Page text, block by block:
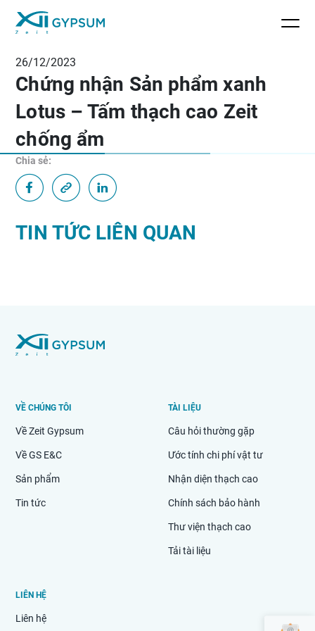
26/12/2023
Chứng nhận Sản phẩm xanh
Lotus – Tấm thạch cao Zeit
chống ẩm
Chia sẻ:
TIN TỨC LIÊN QUAN
VỀ CHÚNG TÔI
Về Zeit Gypsum
Về GS E&C
Sản phẩm
Tin tức
TÀI LIỆU
Câu hỏi thường gặp
Ước tính chi phí vật tư
Nhận diện thạch cao
Chính sách bảo hành
Thư viện thạch cao
Tải tài liệu
LIÊN HỆ
Liên hệ